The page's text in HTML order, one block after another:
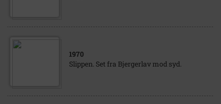
1970
Slippen. Set fra Bjergerlav mod syd.